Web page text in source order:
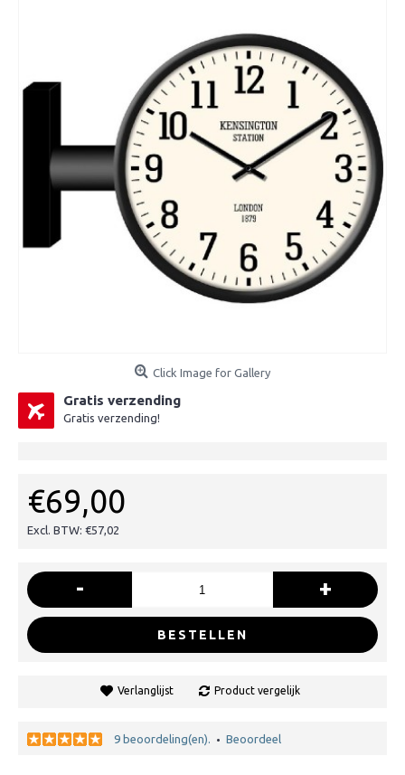
Click Image for Gallery
Gratis verzending
Gratis verzending!
€69,00
Excl. BTW: €57,02
- +
BESTELLEN
Verlanglijst Product vergelijk
9 beoordeling(en). • Beoordeel